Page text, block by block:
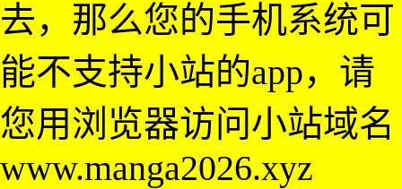
去，那么您的手机系统可
能不支持小站的app，请
您用浏览器访问小站域名
www.manga2026.xyz